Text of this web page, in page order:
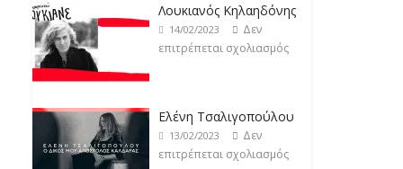
Ελένη Τσαλιγοπούλου
13/02/2023
Δεν
Αγγέλω Σφέτσου
09/02/2023
Δεν